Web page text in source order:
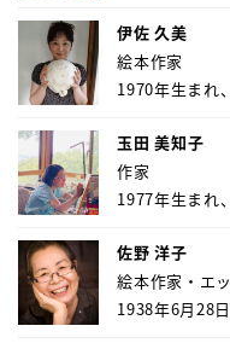
伊佐 久美
絵本作家
1970年生まれ
玉田 美知子
作家
1977年生まれ
佐野 洋子
絵本作家・エ
1938年6月28